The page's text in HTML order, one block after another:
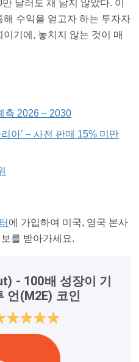
달러도 채 남지 않았다. 이
수익을 얻고자 하는 투자자
기에, 놓치지 않는 것이 매
측 2026 – 2030
아’ – 사전 판매 15% 미만
에 가입하여 미국, 영국 본사
를 받아가세요.
- 100배 성장이 기
언(M2E) 코인